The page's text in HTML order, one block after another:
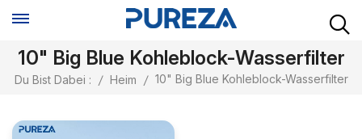
10" Big Blue Kohleblock-Wasserfilter
Du Bist Dabei : / Heim / 10" Big Blue Kohleblock-Wasserfilter